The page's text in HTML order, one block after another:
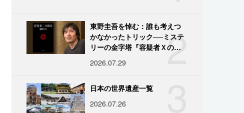
2
東野圭吾を悼む：誰も考えつ
かなかったトリック──ミステ
リーの金字塔『容疑者Ｘの献
2026.07.29
日本の世界遺産一覧
2026.07.26